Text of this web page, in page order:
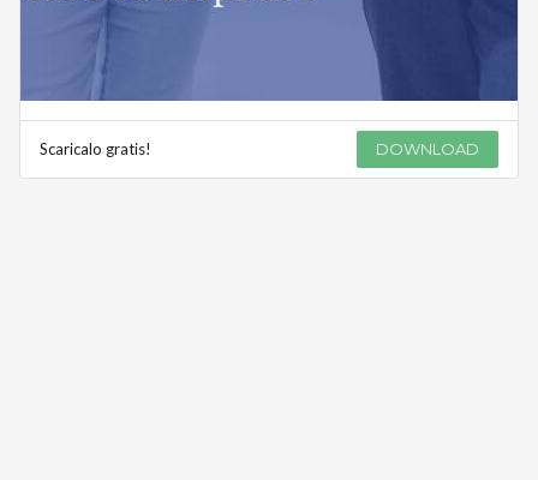
Scaricalo gratis! DOWNLOAD